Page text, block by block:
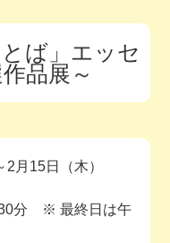
ば」エッセ
品展～
2月15日（木）
分 ※ 最終日は午